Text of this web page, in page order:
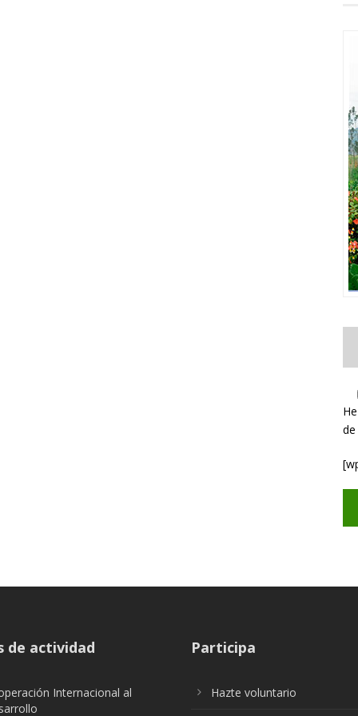
de actividad
Internacional al
Participa
Hazte voluntario